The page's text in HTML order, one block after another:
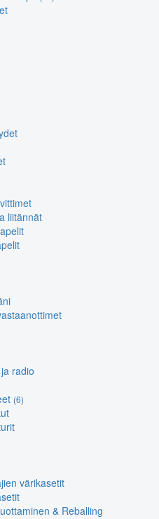
liitännät
radio
(6)
värikasetit
& Reballing